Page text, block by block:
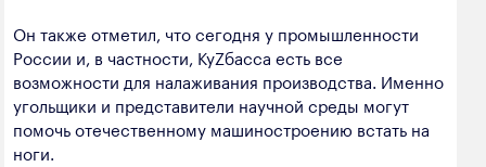
Он также отметил, что сегодня у промышленности
России и, в частности, КуZбасса есть все
возможности для налаживания производства. Именно
угольщики и представители научной среды могут
помочь отечественному машиностроению встать на
ноги.